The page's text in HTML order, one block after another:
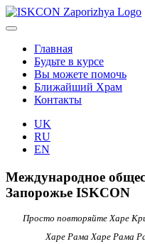
Главная
Будьте в курсе
Вы можете помочь
Ближайший Храм
Контакты
UK
RU
EN
Международное
Запорожье ISKCON
Просто повторяйте Харе
Харе Рама Харе Рама